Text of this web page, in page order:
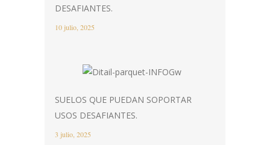
DESAFIANTES.
10 julio, 2025
SUELOS QUE PUEDAN SOPORTAR
USOS DESAFIANTES.
3 julio, 2025